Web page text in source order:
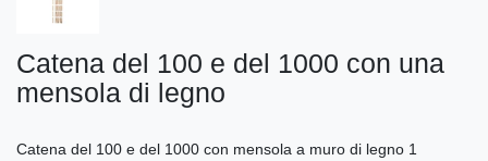
Catena del 100 e del 1000 con una
mensola di legno
Catena del 100 e del 1000 con mensola a muro di legno 1